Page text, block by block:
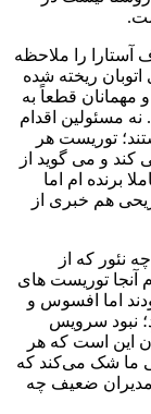
آستارا را ملاحظه
ریخته شده
قطعاً به
مسئولین اقدام
توریست هر
و می گوید از
برنده ام اما
هم خبری از
نئور که از
آنجا توریست های
اما افسوس و
نبود سرویس
این است که هر
ما شک می‌کند که
مدیران ضعیف چه